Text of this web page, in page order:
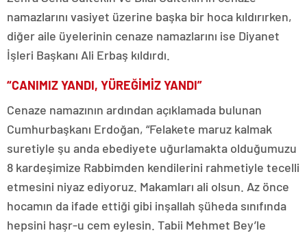
namazlarını vasiyet üzerine başka bir hoca kıldırırken,
diğer aile üyelerinin cenaze namazlarını ise Diyanet
İşleri Başkanı Ali Erbaş kıldırdı.
“CANIMIZ YANDI, YÜREĞİMİZ YANDI”
Cenaze namazının ardından açıklamada bulunan
Cumhurbaşkanı Erdoğan, “Felakete maruz kalmak
suretiyle şu anda ebediyete uğurlamakta olduğumuzu
8 kardeşimize Rabbimden kendilerini rahmetiyle tecelli
etmesini niyaz ediyoruz. Makamları ali olsun. Az önce
hocamın da ifade ettiği gibi inşallah şüheda sınıfında
hepsini haşr-u cem eylesin. Tabii Mehmet Bey’le